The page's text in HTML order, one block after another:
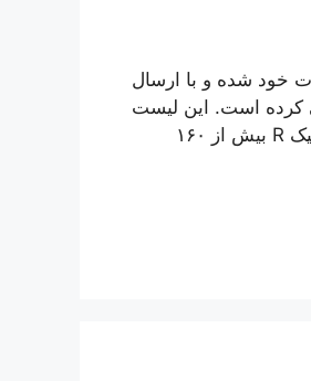
خود شده و با ارسال
کرده است. این لیست
را در ادامه مشاهده می‌کنید. امروز خودرو بر اساس اعلامیه جدید پارس‌خودرو، کوییک R بیش از ۱۶۰